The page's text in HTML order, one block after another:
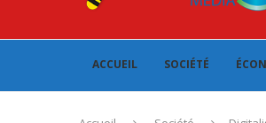
ACCUEIL SOCIÉTÉ